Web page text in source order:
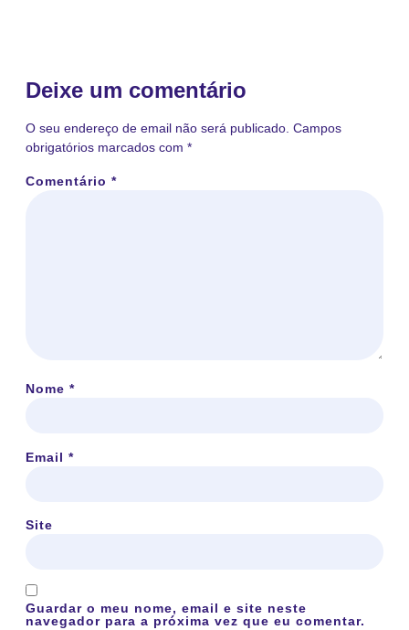
Deixe um comentário
O seu endereço de email não será publicado. Campos
obrigatórios marcados com *
Comentário *
Nome *
Email *
Site
Guardar o meu nome, email e site neste
navegador para a próxima vez que eu comentar.